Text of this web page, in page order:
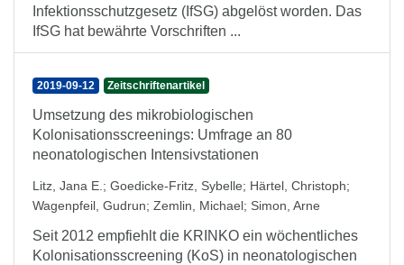
Infektionsschutzgesetz (IfSG) abgelöst worden. Das
IfSG hat bewährte Vorschriften ...
2019-09-12 Zeitschriftenartikel
Umsetzung des mikrobiologischen
Kolonisationsscreenings: Umfrage an 80
neonatologischen Intensivstationen
Litz, Jana E. ; Goedicke-Fritz, Sybelle; Härtel, Christoph;
Wagenpfeil, Gudrun; Zemlin, Michael; Simon, Arne
Seit 2012 empfiehlt die KRINKO ein wöchentliches
Kolonisationsscreening (KoS) in neonatologischen